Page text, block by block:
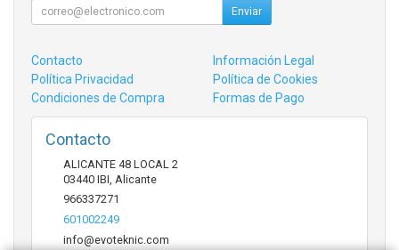
Enviar
Contacto
Información Legal
Política Privacidad
Política de Cookies
Condiciones de Compra
Formas de Pago
Contacto
ALICANTE 48 LOCAL 2
03440 IBI Alicante
966337271
601002249
info@evoteknic.com